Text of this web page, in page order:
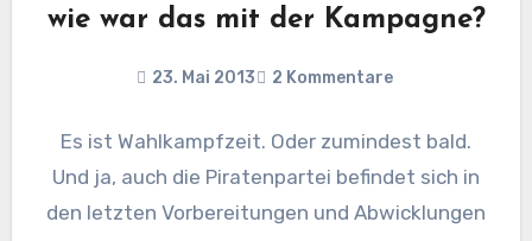
wie war das mit der Kampagne?
23. Mai 2013 2 Kommentare
Es ist Wahlkampfzeit. Oder zumindest bald.
Und ja, auch die Piratenpartei befindet sich in
den letzten Vorbereitungen und Abwicklungen